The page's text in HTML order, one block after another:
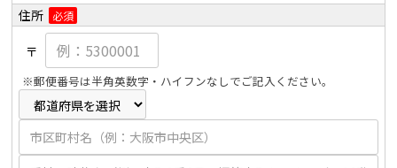
住所 必須
〒
※郵便番号は半角英数字・ハイフンなしでご記入ください。